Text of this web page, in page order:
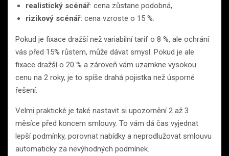
realistický scénář: cena zůstane podobná,
rizikový scénář: cena vzroste o 15 %.
Pokud je fixace dražší než variabilní tarif o 8 %, ale ochrání
vás před 15% růstem, může dávat smysl. Pokud je ale
fixace dražší o 20 % a zároveň vám uzamkne vysokou
cenu na 2 roky, je to spíše drahá pojistka než úsporné
řešení.
Velmi praktické je také nastavit si upozornění 2 až 3
měsíce před koncem smlouvy. To vám dá čas vyjednat
lepší podmínky, porovnat nabídky a neprodlužovat smlouvu
automaticky za nevýhodných podmínek.